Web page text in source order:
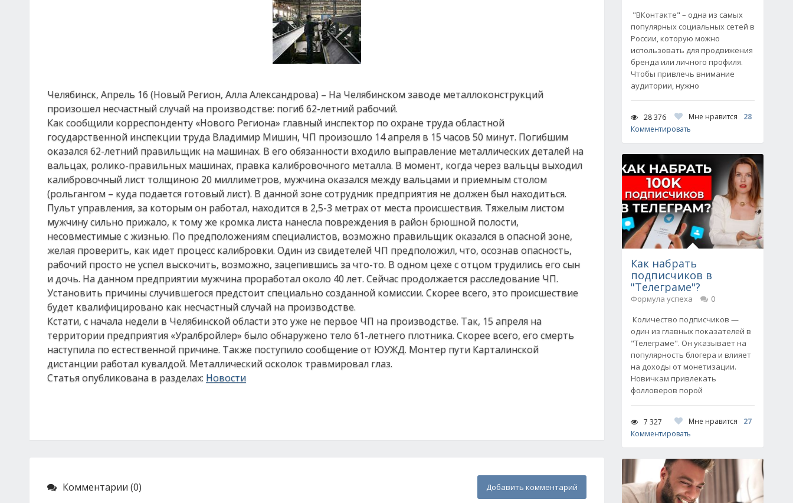
Челябинск, Апрель 16 (Новый Регион, Алла Александрова) – На Челябинском заводе металлоконструкций
произошел несчастный случай на производстве: погиб 62-летний рабочий.
Как сообщили корреспонденту «Нового Региона» главный инспектор по охране труда областной
государственной инспекции труда Владимир Мишин, ЧП произошло 14 апреля в 15 часов 50 минут. Погибшим
оказался 62-летний правильщик на машинах. В его обязанности входило выправление металлических деталей на
вальцах, ролико-правильных машинах, правка калибровочного металла. В момент, когда через вальцы выходил
калибровочный лист толщиною 20 миллиметров, мужчина оказался между вальцами и приемным столом
(рольгангом – куда подается готовый лист). В данной зоне сотрудник предприятия не должен был находиться.
Пульт управления, за которым он работал, находится в 2,5-3 метрах от места происшествия. Тяжелым листом
мужчину сильно прижало, к тому же кромка листа нанесла повреждения в район брюшной полости,
несовместимые с жизнью. По предположениям специалистов, возможно правильщик оказался в опасной зоне,
желая проверить, как идет процесс калибровки. Один из свидетелей ЧП предположил, что, осознав опасность,
рабочий просто не успел выскочить, возможно, зацепившись за что-то. В одном цехе с отцом трудились его сын
и дочь. На данном предприятии мужчина проработал около 40 лет. Сейчас продолжается расследование ЧП.
Установить причины случившегося предстоит специально созданной комиссии. Скорее всего, это происшествие
будет квалифицировано как несчастный случай на производстве.
Кстати, с начала недели в Челябинской области это уже не первое ЧП на производстве. Так, 15 апреля на
территории предприятия «Уралбройлер» было обнаружено тело 61-летнего плотника. Скорее всего, его смерть
наступила по естественной причине. Также поступило сообщение от ЮУЖД. Монтер пути Карталинской
дистанции работал кувалдой. Металлический осколок травмировал глаз.
Статья опубликована в разделах: Новости
Комментарии (0) Добавить комментарий
"ВКонтакте" – одна из самых
популярных социальных сетей в
России, которую можно
использовать для продвижения
бренда или личного профиля.
Чтобы привлечь внимание
аудитории, нужно
28 376 Мне нравится
28
Комментировать
Как набрать
подписчиков в
"Телеграме"?
Формула успеха
0
Количество подписчиков —
один из главных показателей в
"Телеграме". Он указывает на
популярность блогера и влияет
на доходы от монетизации.
Новичкам привлекать
фолловеров порой
7 327 Мне нравится
27
Комментировать